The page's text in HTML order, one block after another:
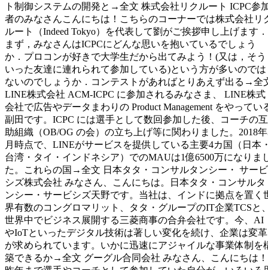
ト制御システムの開発と→全文 株式会社リクルート ICPC参
者のみなさんこんにちは！こちらのコーナーでは株式会社リ
ルート（Indeed Tokyo）を代表して劉がご挨拶申し上げます．
まず，みなさんはICPCにどんな思いを抱いているでしょう
か．プロコンが好きで大学生だから出てみよう！(又は，そう
いった友達に連れられて参加している)という方が多いのでは
ないのでしょうか．コンテストがあればとりあえず出る→全
LINE株式会社 ACM-ICPC に参加されるみなさま、 LINE株式
会社で広告やデータまわりの Product Management をやってい
副田です。ICPC には選手として数回参加した後、コーチの互
助組織（OB/OG の会）の立ち上げ等に関わりました。2018
月時点で、LINEがサービスを提供している主要4カ国（日本
台湾・タイ・インドネシア）でのMAUは1億6500万になりま
た。これらの国→全文 日本タタ・コンサルタンシー・ サービ
シズ株式会社 みなさん、こんにちは。日本タタ・コンサルタ
ンシー・サービシズ天野です。当社は、インドに拠点を置く
界有数のコングロマリット、タタ・グループのIT企業TCSと
世界中でビジネス展開する三菱商事の合弁会社です。今、AI
やIoTといったデジタル技術は著しい変化を続け、企業は変革
が求められています。いかに迅速にアジャイルな事業体制を
築できるか→全文 グーグル合同会社 みなさん、こんにちは！